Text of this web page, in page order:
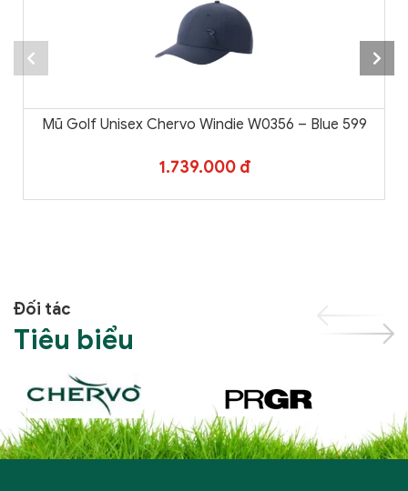
Mũ Golf Unisex Chervo Windie W0356 – Blue 599
1.739.000 đ
Đối tác
Tiêu biểu